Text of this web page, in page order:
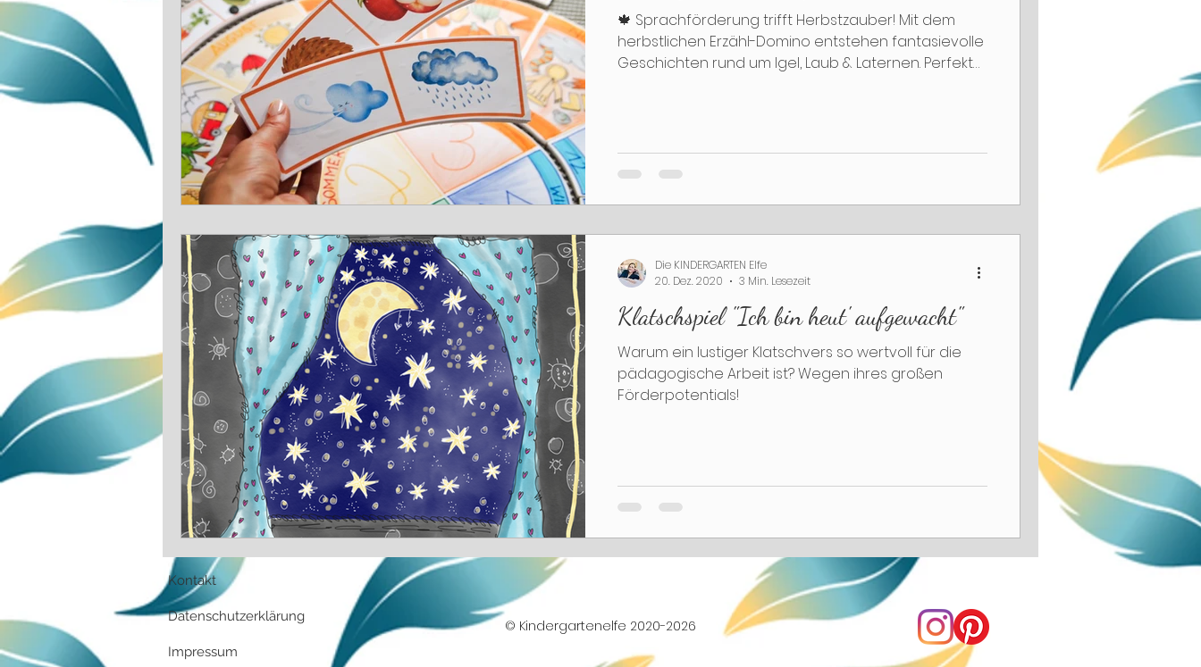
🍁 Sprachförderung trifft Herbstzauber! Mit dem
herbstlichen Erzähl-Domino entstehen fantasievolle
Geschichten rund um Igel, Laub & Laternen. Perfekt
entdecken und gleich loslegen!
Klatschspiel "Ich bin heut' aufgewacht"
Warum ein lustiger Klatschvers so wertvoll für die
pädagogische Arbeit ist? Wegen ihres großen
Förderpotentials!
Die KINDERGARTEN Elfe
20. Dez. 2020
3 Min. Lesezeit
Kontakt
Datenschutzerklärung
© Kindergartenelfe 2020-2026
Impressum